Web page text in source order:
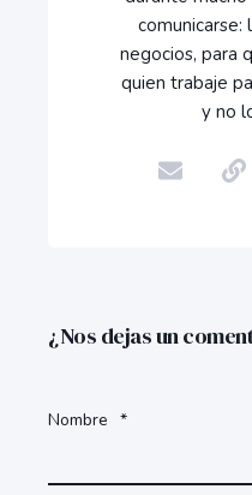
comunicarse:
negocios, para
quien trabaje
y no
¿Nos dejas un
Nombre *